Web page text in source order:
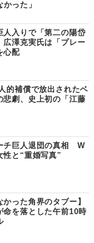
かった」
人入りで「第二の陽岱
澤克実氏は「プレー
心配
的補償で放出されたベ
悲劇、史上初の「江藤
チ巨人退団の真相 W
性と“重婚写真”
かった角界のタブー】
命を落とした午前10時